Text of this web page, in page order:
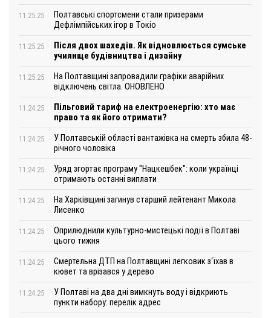
11.25.25
Полтавські спортсмени стали призерами
Дефлімпійських ігор в Токіо
11.25.25
Після двох шахедів. Як відновлюється сумське
училище будівництва і дизайну
11.25.25
На Полтавщині запровадили графіки аварійних
відключень світла. ОНОВЛЕНО
11.24.25
Пільговий тариф на електроенергію: хто має
право та як його отримати?
11.24.25
У Полтавській області вантажівка на смерть збила 48-
річного чоловіка
11.24.25
Уряд згортає програму "Нацкешбек": коли українці
отримають останні виплати
11.24.25
На Харківщині загинув старший лейтенант Микола
Лисенко
11.24.25
Оприлюднили культурно-мистецькі події в Полтаві
цього тижня
11.24.25
Смертельна ДТП на Полтавщині легковик з‘їхав в
кювет та врізався у дерево
11.24.25
У Полтаві на два дні вимкнуть воду і відкриють
пункти набору: перелік адрес